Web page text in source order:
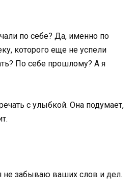
по себе? Да, именно по
которого еще не успели
По себе прошлому? А я
с улыбкой. Она подумает,
не забываю ваших слов и дел.